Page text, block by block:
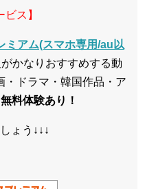
ス】
ミアム(スマホ専用/au以
かなりおすすめする動
・ドラマ・韓国作品・ア
料体験あり！
ょう↓↓↓